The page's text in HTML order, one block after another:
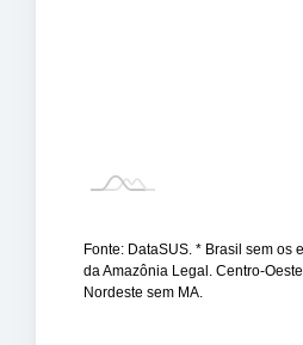
Fonte: DataSUS. * Brasil sem os
da Amazônia Legal. Centro-
Nordeste sem MA.